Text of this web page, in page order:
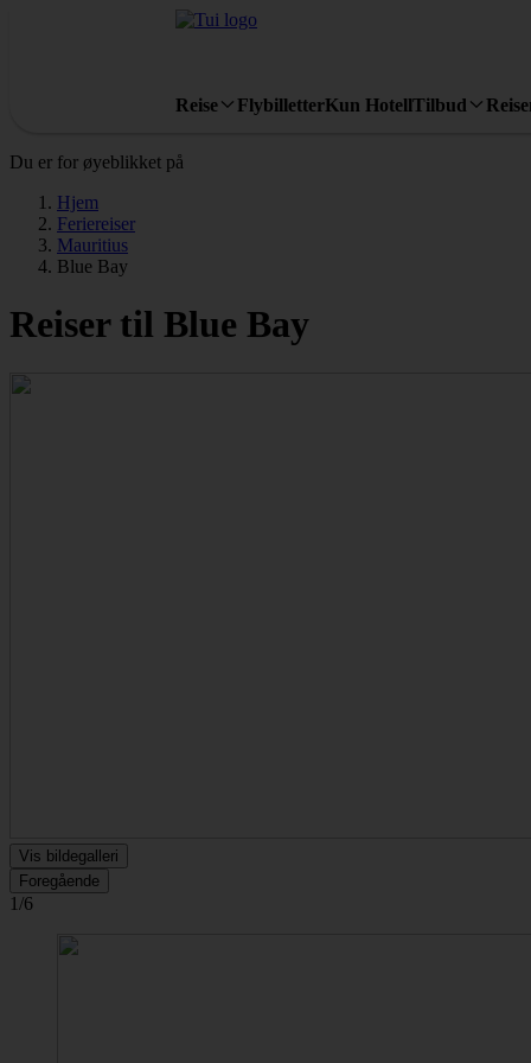
Reise FlybilletterKun HotellTilbud
Du er for øyeblikket på
Hjem
Feriereiser
Mauritius
Blue Bay
Reiser til Blue Bay
Vis bildegalleri
Foregående
1/6